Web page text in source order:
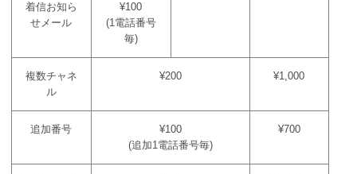
着信お知ら
せメール
¥100
(1電話番号
毎)
複数チャネ
ル
¥200 ¥1,000
追加番号
¥100
(追加1電話番号毎)
¥700